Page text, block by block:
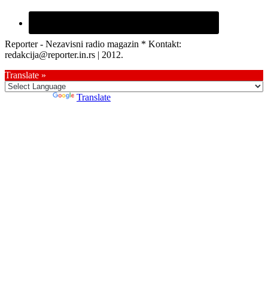
Reporter - Nezavisni radio magazin * Kontakt:
redakcija@reporter.in.rs | 2012.
Translate »
Translate